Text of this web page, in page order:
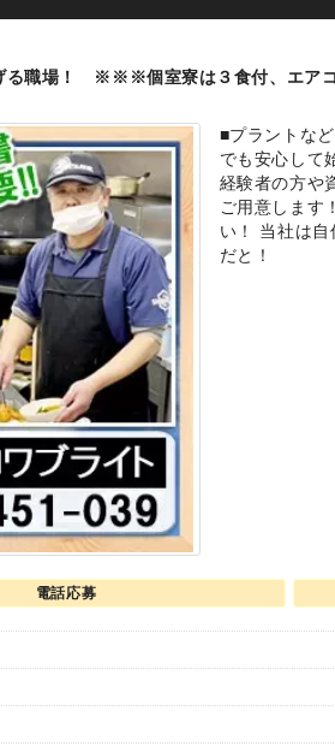
る職場！ ※※※個室寮は３食付、エア
■プラントな
でも安心して
経験者の方や
ご用意します
い！ 当社は
だと！
電話応募